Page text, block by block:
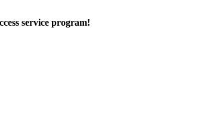
service program!